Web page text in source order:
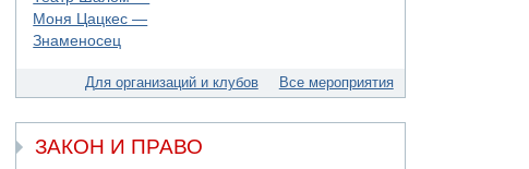
Для организаций и клубов Все мероприятия
ЗАКОН И ПРАВО